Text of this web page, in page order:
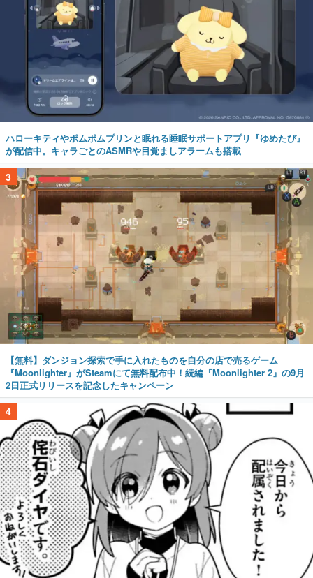
ハローキティやポムポムプリンと眠れる睡眠サポートアプリ『ゆめたび』
が配信中。キャラごとのASMRや目覚ましアラームも搭載
3
【無料】ダンジョン探索で手に入れたものを自分の店で売るゲーム
『Moonlighter』がSteamにて無料配布中！続編『Moonlighter 2』の9月
2日正式リリースを記念したキャンペーン
4